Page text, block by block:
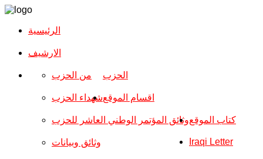
الرئيسية
الارشیف
الحزب من الحزب
شهداء الحزب
وثائق المؤتمر الوطني العاشر للحزب
وثائق وبيانات
اقسام الموقع
كتاب الموقع
Iraqi Letter